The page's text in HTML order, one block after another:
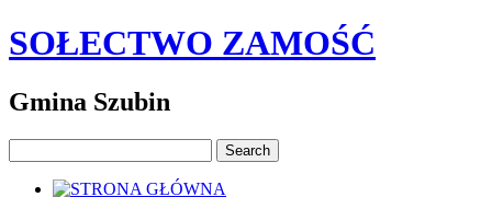
SOŁECTWO ZAMOŚĆ
Gmina Szubin